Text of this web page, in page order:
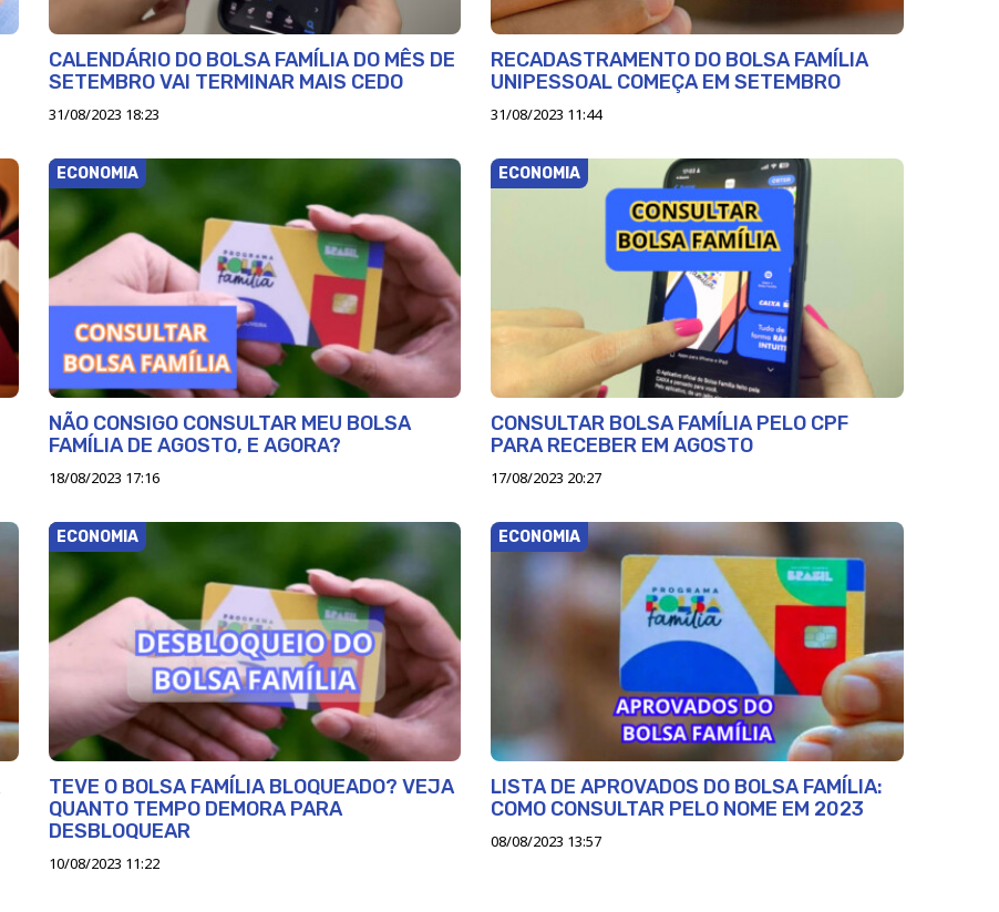
CALENDÁRIO DO BOLSA FAMÍLIA DO MÊS DE
SETEMBRO VAI TERMINAR MAIS CEDO
31/08/2023 18:23
RECADASTRAMENTO DO BOLSA FAMÍLIA
UNIPESSOAL COMEÇA EM SETEMBRO
31/08/2023 11:44
ECONOMIA
NÃO CONSIGO CONSULTAR MEU BOLSA
FAMÍLIA DE AGOSTO, E AGORA?
18/08/2023 17:16
ECONOMIA
CONSULTAR BOLSA FAMÍLIA PELO CPF
PARA RECEBER EM AGOSTO
17/08/2023 20:27
ECONOMIA
TEVE O BOLSA FAMÍLIA BLOQUEADO? VEJA
QUANTO TEMPO DEMORA PARA
DESBLOQUEAR
10/08/2023 11:22
ECONOMIA
LISTA DE APROVADOS DO BOLSA FAMÍLIA:
COMO CONSULTAR PELO NOME EM 2023
08/08/2023 13:57